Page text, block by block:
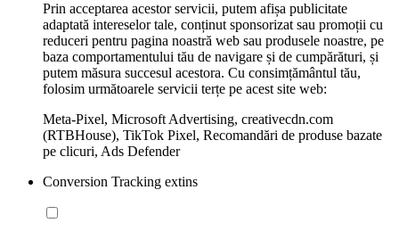
Prin acceptarea acestor servicii, putem afișa publicitate
adaptată intereselor tale, conținut sponsorizat sau promoții cu
reduceri pentru pagina noastră web sau produsele noastre, pe
baza comportamentului tău de navigare și de cumpărături, și
putem măsura succesul acestora. Cu consimțământul tău,
folosim următoarele servicii terțe pe acest site web:
Meta-Pixel, Microsoft Advertising, creativecdn.com
(RTBHouse), TikTok Pixel, Recomandări de produse bazate
pe clicuri, Ads Defender
Conversion Tracking extins